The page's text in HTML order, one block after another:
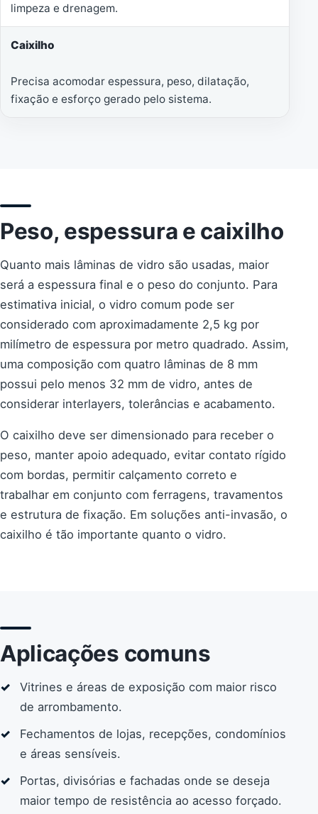
limpeza e drenagem.
Caixilho
Precisa acomodar espessura, peso, dilatação,
fixação e esforço gerado pelo sistema.
Peso, espessura e caixilho
Quanto mais lâminas de vidro são usadas, maior
será a espessura final e o peso do conjunto. Para
estimativa inicial, o vidro comum pode ser
considerado com aproximadamente 2,5 kg por
milímetro de espessura por metro quadrado. Assim,
uma composição com quatro lâminas de 8 mm
possui pelo menos 32 mm de vidro, antes de
considerar interlayers, tolerâncias e acabamento.
O caixilho deve ser dimensionado para receber o
peso, manter apoio adequado, evitar contato rígido
com bordas, permitir calçamento correto e
trabalhar em conjunto com ferragens, travamentos
e estrutura de fixação. Em soluções anti-invasão, o
caixilho é tão importante quanto o vidro.
Aplicações comuns
Vitrines e áreas de exposição com maior risco
de arrombamento.
Fechamentos de lojas, recepções, condomínios
e áreas sensíveis.
Portas, divisórias e fachadas onde se deseja
maior tempo de resistência ao acesso forçado.